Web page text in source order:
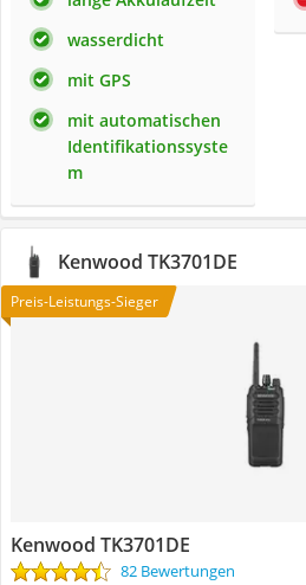
wasserdicht
mit GPS
mit automatischen
Identifikationssyste
m
Kenwood TK3701DE
Preis-Leistungs-Sieger
Kenwood TK3701DE
82 Bewertungen